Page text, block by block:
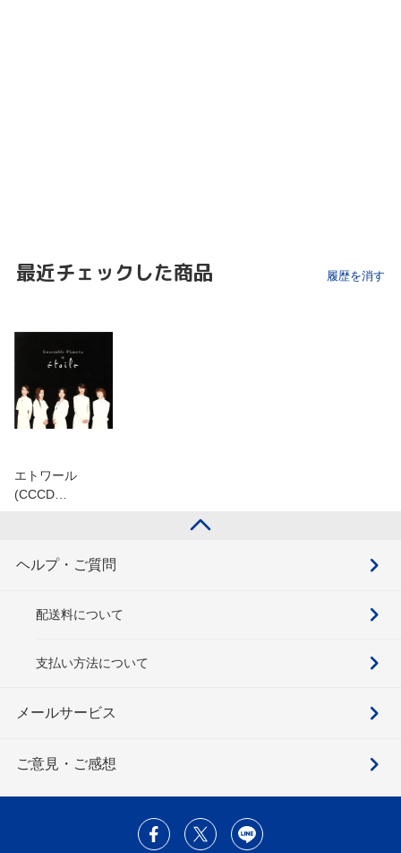
最近チェックした商品 履歴を消す
エトワール
(CCCD…
ヘルプ・ご質問
配送料について
支払い方法について
メールサービス
ご意見・ご感想